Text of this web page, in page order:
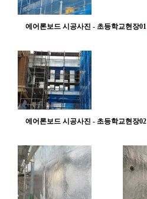
에어론보드 시공사진 - 초등학교현장01
에어론보드 시공사진 - 초등학교현장02